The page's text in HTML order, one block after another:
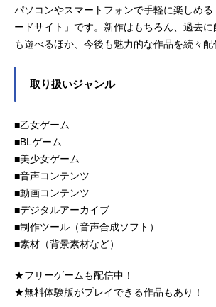
パソコンやスマートフォンで手軽に楽しめる
ードサイト」です。新作はもちろん、過去
も遊べるほか、今後も魅力的な作品を続々配
取り扱いジャンル
■乙女ゲーム
■BLゲーム
■美少女ゲーム
■音声コンテンツ
■動画コンテンツ
■デジタルアーカイブ
■制作ツール（音声合成ソフト）
■素材（背景素材など）
★フリーゲームも配信中！
★無料体験版がプレイできる作品もあり！